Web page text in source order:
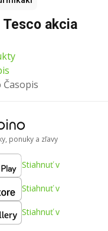
Tesco akcia
Časopis
ponuky a zľavy
Stiahnuť v
Stiahnuť v
Stiahnuť v